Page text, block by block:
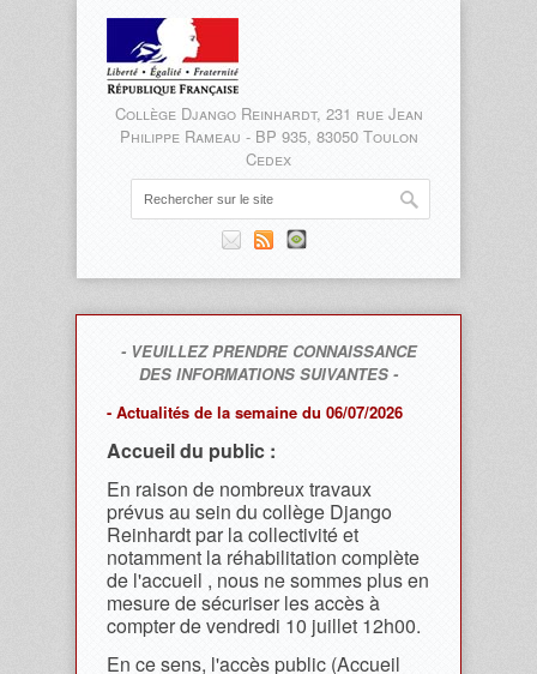
Collège Django Reinhardt, 231 rue Jean
Philippe Rameau - BP 935, 83050 Toulon
Cedex
- VEUILLEZ PRENDRE CONNAISSANCE
DES INFORMATIONS SUIVANTES -
- Actualités de la semaine du 06/07/2026
Accueil du public :
En raison de nombreux travaux
prévus au sein du collège Django
Reinhardt par la collectivité et
notamment la réhabilitation complète
de l'accueil , nous ne sommes plus en
mesure de sécuriser les accès à
compter de vendredi 10 juillet 12h00.
En ce sens, l'accès public (Accueil